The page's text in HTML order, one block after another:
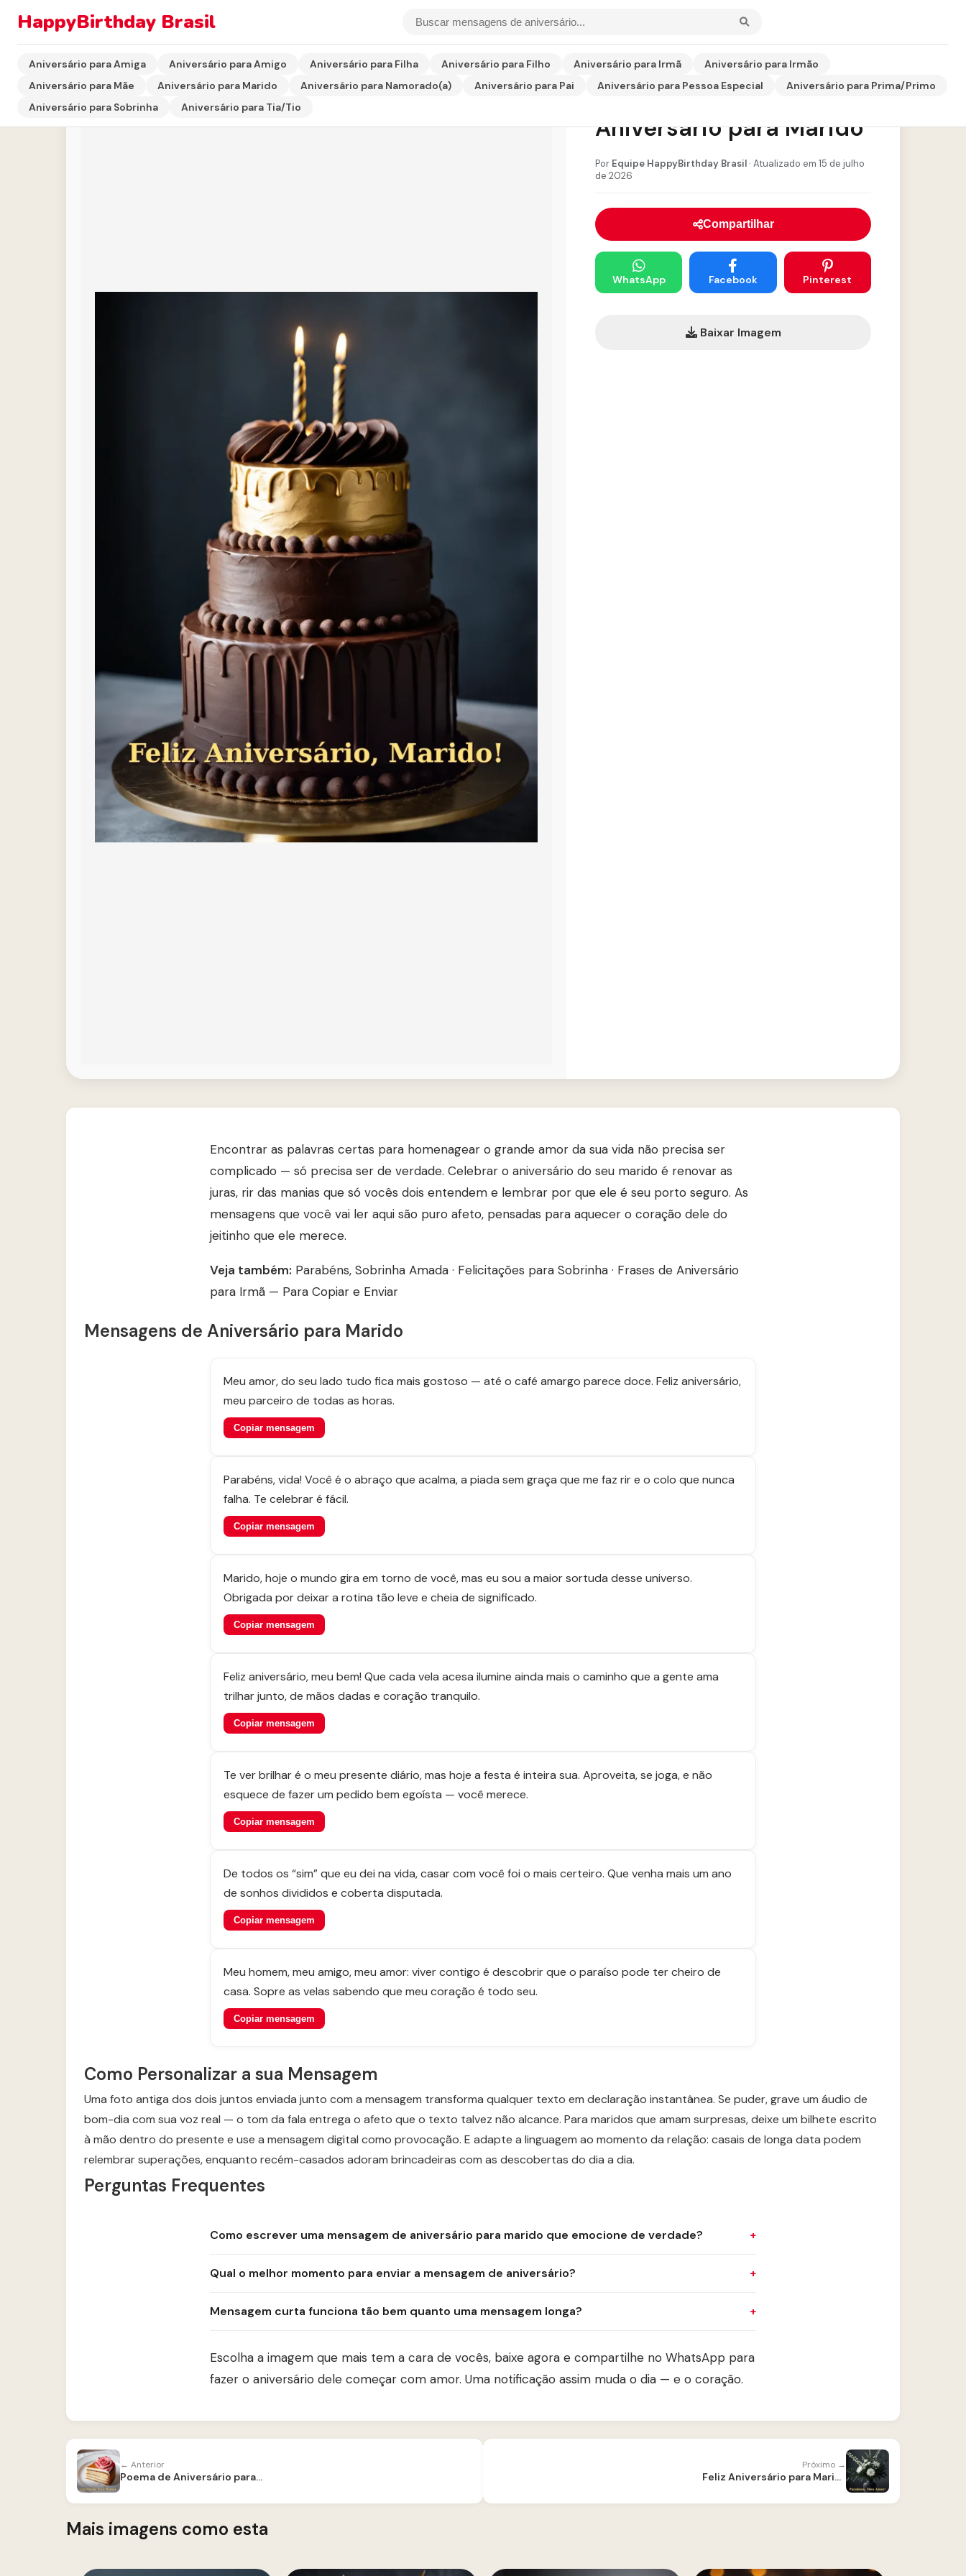
HappyBirthday Brasil
Aniversário para Amiga Aniversário para Amigo Aniversário para Filha Aniversário para Filho Aniversário para Irmã
Aniversário para Irmão
Aniversário para Mãe
Aniversário para Marido Aniversário para Namorado(a) Aniversário para Pai Aniversário para Pessoa Especial
Aniversário para Prima/Primo
Aniversário para Sobrinha
Aniversário para Tia/Tio
Mensagem de
Aniversário para Marido
Por Equipe HappyBirthday Brasil · Atualizado em 15 de julho
de 2026
Compartilhar
WhatsApp Facebook Pinterest
Baixar Imagem
Encontrar as palavras certas para homenagear o grande amor da sua vida não precisa ser
complicado — só precisa ser de verdade. Celebrar o aniversário do seu marido é renovar as
juras, rir das manias que só vocês dois entendem e lembrar por que ele é seu porto seguro. As
mensagens que você vai ler aqui são puro afeto, pensadas para aquecer o coração dele do
jeitinho que ele merece.
Veja também: Parabéns, Sobrinha Amada · Felicitações para Sobrinha · Frases de Aniversário
para Irmã — Para Copiar e Enviar
Mensagens de Aniversário para Marido
Meu amor, do seu lado tudo fica mais gostoso — até o café amargo parece doce. Feliz aniversário,
meu parceiro de todas as horas.
Copiar mensagem
Parabéns, vida! Você é o abraço que acalma, a piada sem graça que me faz rir e o colo que nunca
falha. Te celebrar é fácil.
Copiar mensagem
Marido, hoje o mundo gira em torno de você, mas eu sou a maior sortuda desse universo.
Obrigada por deixar a rotina tão leve e cheia de significado.
Copiar mensagem
Feliz aniversário, meu bem! Que cada vela acesa ilumine ainda mais o caminho que a gente ama
trilhar junto, de mãos dadas e coração tranquilo.
Copiar mensagem
Te ver brilhar é o meu presente diário, mas hoje a festa é inteira sua. Aproveita, se joga, e não
esquece de fazer um pedido bem egoísta — você merece.
Copiar mensagem
De todos os “sim” que eu dei na vida, casar com você foi o mais certeiro. Que venha mais um ano
de sonhos divididos e coberta disputada.
Copiar mensagem
Meu homem, meu amigo, meu amor: viver contigo é descobrir que o paraíso pode ter cheiro de
casa. Sopre as velas sabendo que meu coração é todo seu.
Copiar mensagem
Como Personalizar a sua Mensagem
Uma foto antiga dos dois juntos enviada junto com a mensagem transforma qualquer texto em declaração instantânea. Se puder, grave um áudio de
bom-dia com sua voz real — o tom da fala entrega o afeto que o texto talvez não alcance. Para maridos que amam surpresas, deixe um bilhete escrito
à mão dentro do presente e use a mensagem digital como provocação. E adapte a linguagem ao momento da relação: casais de longa data podem
relembrar superações, enquanto recém-casados adoram brincadeiras com as descobertas do dia a dia.
Perguntas Frequentes
Como escrever uma mensagem de aniversário para marido que emocione de verdade?
Qual o melhor momento para enviar a mensagem de aniversário?
Mensagem curta funciona tão bem quanto uma mensagem longa?
Escolha a imagem que mais tem a cara de vocês, baixe agora e compartilhe no WhatsApp para
fazer o aniversário dele começar com amor. Uma notificação assim muda o dia — e o coração.
← Anterior
Poema de Aniversário para Mãe
Próximo →
Feliz Aniversário para Marido
Mais imagens como esta